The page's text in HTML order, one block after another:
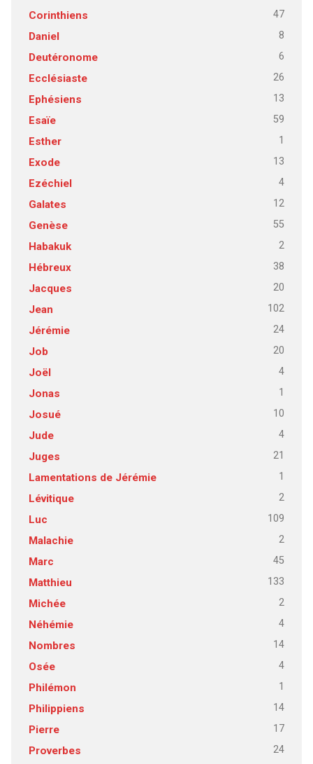
Corinthiens
47
Daniel 8
Deutéronome 6
Ecclésiaste 26
Ephésiens 13
Esaïe 59
Esther 1
Exode 13
Ezéchiel 4
Galates 12
Genèse 55
Habakuk 2
Hébreux 38
Jacques 20
Jean 102
Jérémie 24
Job 20
Joël 4
Jonas 1
Josué 10
Jude 4
Juges 21
Lamentations de Jérémie 1
Lévitique 2
Luc 109
Malachie 2
Marc 45
Matthieu 133
Michée 2
Néhémie 4
Nombres 14
Osée 4
Philémon 1
Philippiens 14
Pierre 17
Proverbes 24